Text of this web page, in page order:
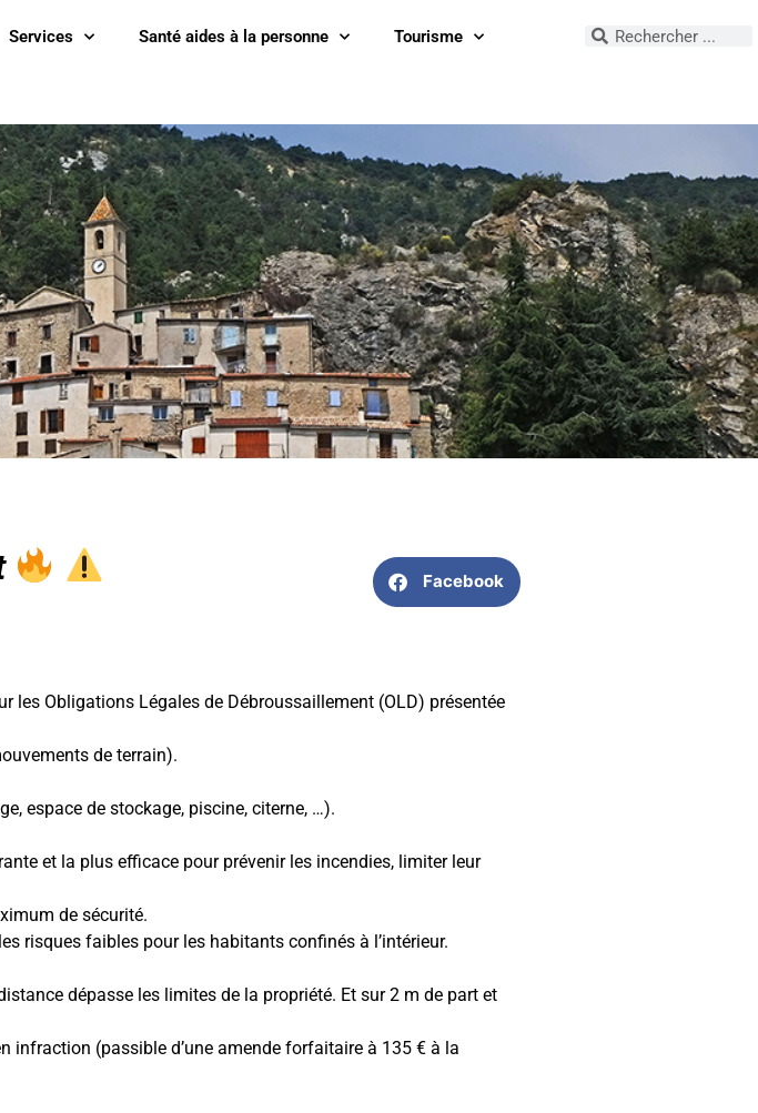
Services Santé aides à la personne Tourisme
Facebook
les Obligations Légales de Débroussaillement (OLD) présentée
de terrain).
espace de stockage, piscine, citerne, …).
et la plus efficace pour prévenir les incendies, limiter leur
de sécurité.
risques faibles pour les habitants confinés à l’intérieur.
dépasse les limites de la propriété. Et sur 2 m de part et
infraction (passible d’une amende forfaitaire à 135 € à la